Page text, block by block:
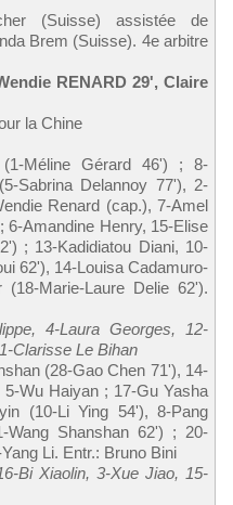
(Suisse) assistée de
Brem (Suisse). 4e arbitre
RENARD 29', Claire
la Chine
(1-Méline Gérard 46') ; 8-
Sabrina Delannoy 77'), 2-
Renard (cap.), 7-Amel
6-Amandine Henry, 15-Elise
; 13-Kadidiatou Diani, 10-
62'), 14-Louisa Cadamuro-
Marie-Laure Delie 62').
4-Laura Georges, 12-
Clarisse Le Bihan
(28-Gao Chen 71'), 14-
Wu Haiyan ; 17-Gu Yasha
(10-Li Ying 54'), 8-Pang
Wang Shanshan 62') ; 20-
Li. Entr.: Bruno Bini
Bi Xiaolin, 3-Xue Jiao, 15-